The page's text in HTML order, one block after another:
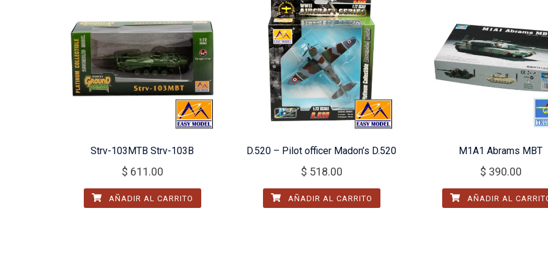
Strv-103MTB Strv-103B
$ 611.00
AÑADIR AL CARRITO
D.520 – Pilot officer Madon’s D.520
$ 518.00
AÑADIR AL CARRITO
M1A1 Abrams MBT
$ 390.00
AÑADIR AL